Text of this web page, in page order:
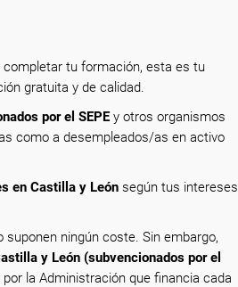
completar tu formación, esta es tu
gratuita y de calidad.
por el SEPEy otros organismos
como a desempleados/as en activo
en Castilla y León según tus intereses
ningún coste. Sin embargo,
y León (subvencionados por el
la Administración que financia cada